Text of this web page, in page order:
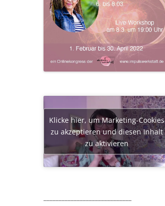
Klicke hier, um Marketing-Cookies
zu akzeptieren und diesen Inhalt
zu aktivieren